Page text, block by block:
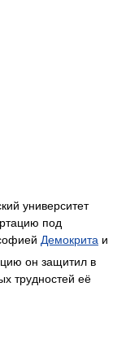
университет
под
Демокрита и
он защитил в
трудностей её